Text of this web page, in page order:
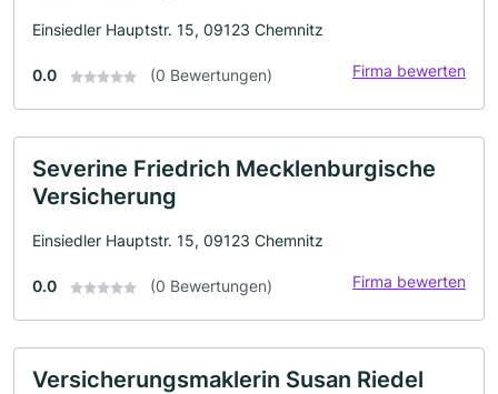
Einsiedler Hauptstr. 15, 09123 Chemnitz
0.0 (0 Bewertungen) Firma bewerten
Severine Friedrich Mecklenburgische
Versicherung
Einsiedler Hauptstr. 15, 09123 Chemnitz
0.0 (0 Bewertungen) Firma bewerten
Versicherungsmaklerin Susan Riedel